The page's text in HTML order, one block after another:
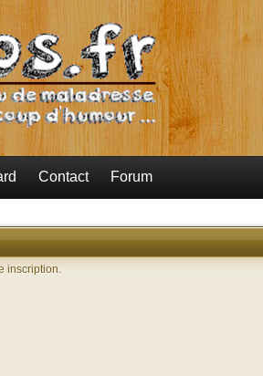
Contact Forum
inscription.